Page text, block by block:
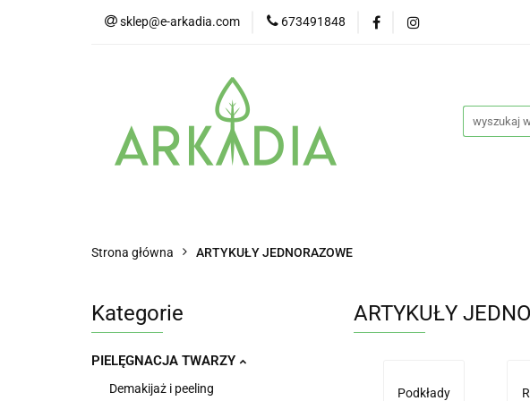
sklep@e-arkadia.com 673491848
Kategorie Producenci
Strona główna ARTYKUŁY JEDNORAZOWE
Kategorie
PIELĘGNACJA TWARZY
Demakijaż i peeling
ARTYKUŁY
Podkłady